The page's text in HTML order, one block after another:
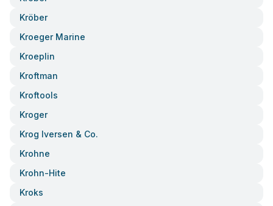
Kröber
Kroeger Marine
Kroeplin
Kroftman
Kroftools
Kroger
Krog Iversen & Co.
Krohne
Krohn-Hite
Kroks